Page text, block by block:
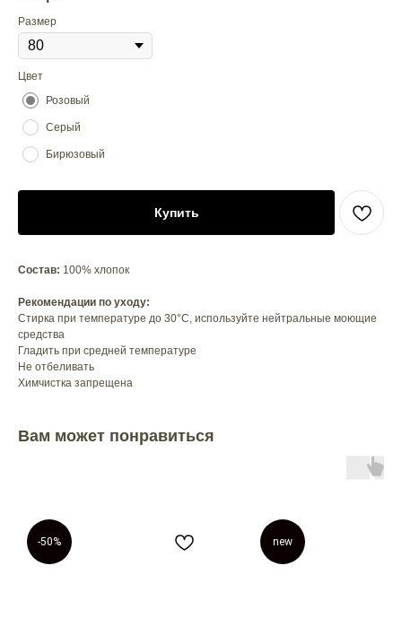
Размер
Цвет
Розовый
Серый
Бирюзовый
Купить
Состав: 100% хлопок
Рекомендации по уходу:
Стирка при температуре до 30°C, используйте нейтральные моющие
средства
Гладить при средней температуре
Не отбеливать
Химчистка запрещена
Вам может понравиться
-50% new